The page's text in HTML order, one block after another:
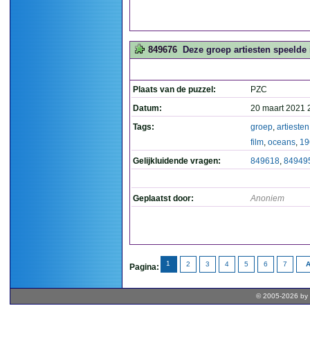
849676 Deze groep artiesten
Plaats van de puzzel:
PZC
Datum:
20 maart 2021
Tags:
groep, artiesten
film, oceans,
Gelijkluidende vragen:
849618,
Geplaatst door: Anoniem
Pagina: 1 2 3 4 5 6 7
© 2005-2026 by